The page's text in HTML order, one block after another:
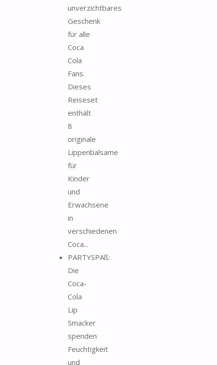
unverzichtbares
Geschenk
für alle
Coca
Cola
Fans.
Dieses
Reiseset
enthält
8
originale
Lippenbalsame
für
Kinder
und
Erwachsene
in
verschiedenen
Coca...
PARTYSPAß:
Die
Coca-
Cola
Lip
Smacker
spenden
Feuchtigkeit
und